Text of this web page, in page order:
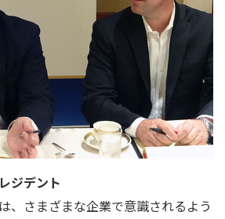
ジデント
、さまざまな企業で意識されるよう